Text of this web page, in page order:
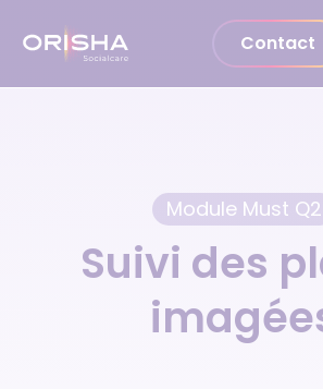
Contact
Suivi des
Module Must Q2